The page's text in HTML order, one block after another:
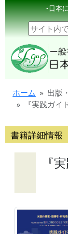
-日本
ホーム
出版
『実践ガ
書籍詳細情報
『